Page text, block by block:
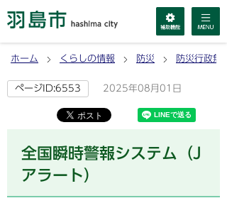
ホーム くらしの情報 防災 防災行政無
ページID:6553 2025年08月01日
全国瞬時警報システム（J
アラート）